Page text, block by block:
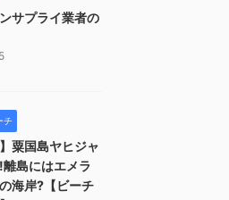
サプライ業者の
チ
粟国島ヤヒジャ
島にはエメラ
海岸?【ビーチ